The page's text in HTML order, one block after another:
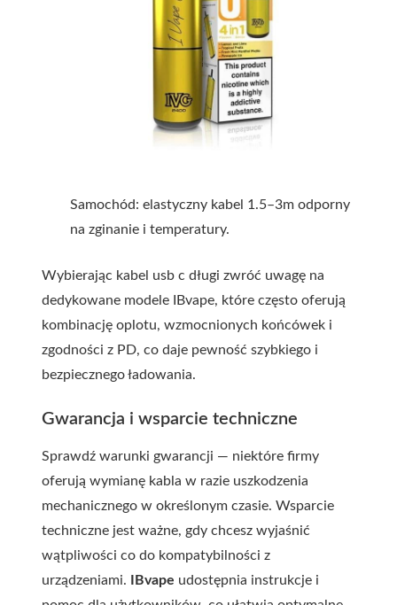
Samochód: elastyczny kabel 1.5–3m odporny
na zginanie i temperatury.
Wybierając kabel usb c długi zwróć uwagę na
dedykowane modele IBvape, które często oferują
kombinację oplotu, wzmocnionych końcówek i
zgodności z PD, co daje pewność szybkiego i
bezpiecznego ładowania.
Gwarancja i wsparcie techniczne
Sprawdź warunki gwarancji — niektóre firmy
oferują wymianę kabla w razie uszkodzenia
mechanicznego w określonym czasie. Wsparcie
techniczne jest ważne, gdy chcesz wyjaśnić
wątpliwości co do kompatybilności z
urządzeniami.
IBvape udostępnia instrukcje i